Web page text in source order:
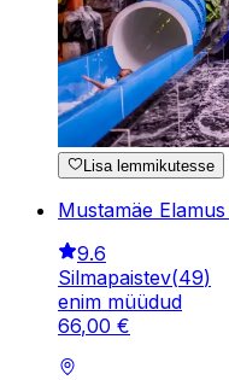
Lisa lemmikutesse
Mustamäe
9.6
Silmapaistev(49)
enim müüdud
66,00 €